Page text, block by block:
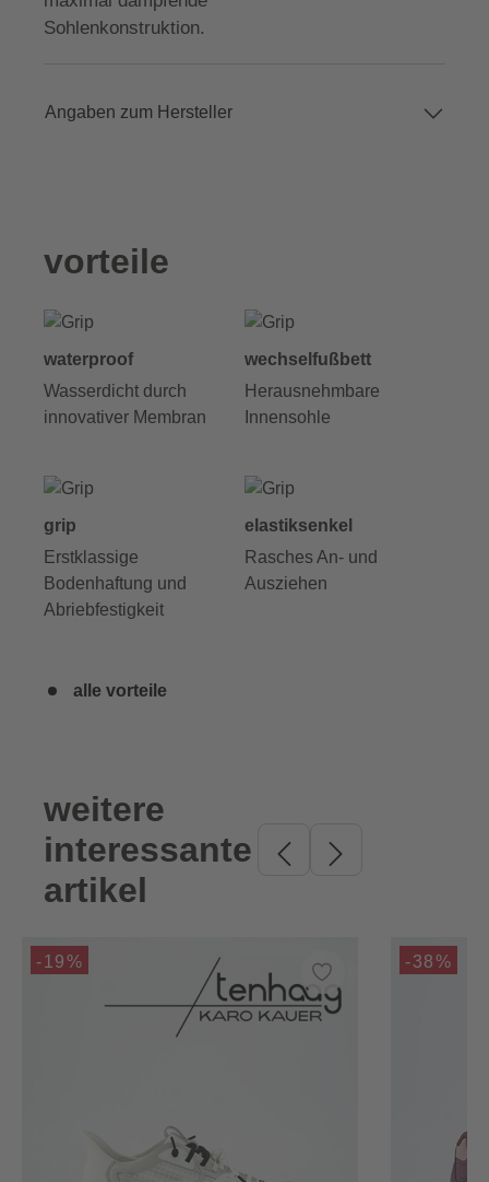
Sohlenkonstruktion.
Angaben zum Hersteller
vorteile
waterproof
Wasserdicht durch
innovativer Membran
wechselfußbett
Herausnehmbare
Innensohle
grip
Erstklassige
Bodenhaftung und
Abriebfestigkeit
elastiksenkel
Rasches An- und
Ausziehen
alle vorteile
Produktgalerie überspringen
weitere
interessante
artikel
-19% -38%